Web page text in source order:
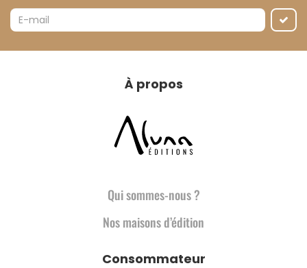
À propos
Qui sommes-nous ?
Nos maisons d’édition
Consommateur